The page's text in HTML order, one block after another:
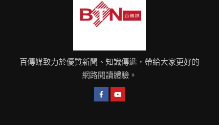
百傳媒致力於優質新聞、知識傳遞，帶給大家更好的
網路閱讀體驗。